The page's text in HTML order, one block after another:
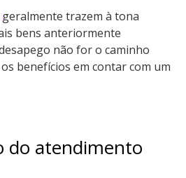
geralmente trazem à tona
bens anteriormente
não for o caminho
benefícios em contar com um
do atendimento